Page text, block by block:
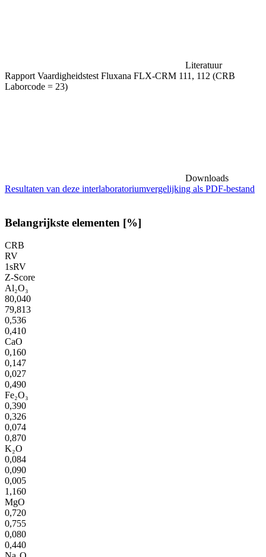
Literatuur
Rapport Vaardigheidstest Fluxana FLX-CRM 111, 112 (CRB
Laborcode = 23)
Downloads
Resultaten van deze interlaboratoriumvergelijking als PDF-bestand
Belangrijkste elementen [%]
CRB
RV
1sRV
Z-Score
Al₂O₃
80,040
79,813
0,536
0,410
CaO
0,160
0,147
0,027
0,490
Fe₂O₃
0,390
0,326
0,074
0,870
K₂O
0,084
0,090
0,005
1,160
MgO
0,720
0,755
0,080
0,440